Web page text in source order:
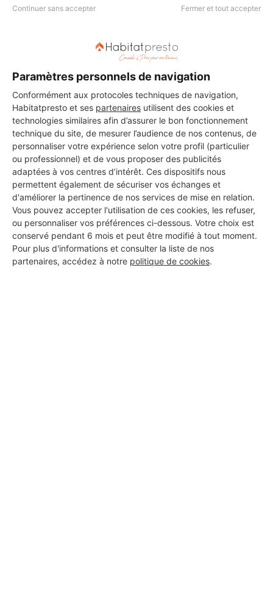
Continuer sans accepter Fermer et tout accepter
Paramètres personnels de navigation
Conformément aux protocoles techniques de navigation,
Habitatpresto et ses partenaires utilisent des cookies et
technologies similaires afin d’assurer le bon fonctionnement
technique du site, de mesurer l’audience de nos contenus, de
personnaliser votre expérience selon votre profil (particulier
ou professionnel) et de vous proposer des publicités
adaptées à vos centres d’intérêt. Ces dispositifs nous
permettent également de sécuriser vos échanges et
d'améliorer la pertinence de nos services de mise en relation.
Vous pouvez accepter l'utilisation de ces cookies, les refuser,
ou personnaliser vos préférences ci-dessous. Votre choix est
conservé pendant 6 mois et peut être modifié à tout moment.
Pour plus d'informations et consulter la liste de nos
partenaires, accédez à notre politique de cookies.
professionnels partout en France.
DEMANDER UN DEVIS